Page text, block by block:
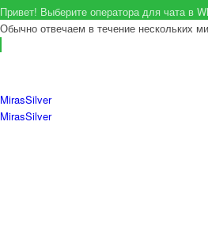
Привет! Выберите оператора для чата в
Обычно отвечаем в течение нескольких
MirasSilver
MirasSilver